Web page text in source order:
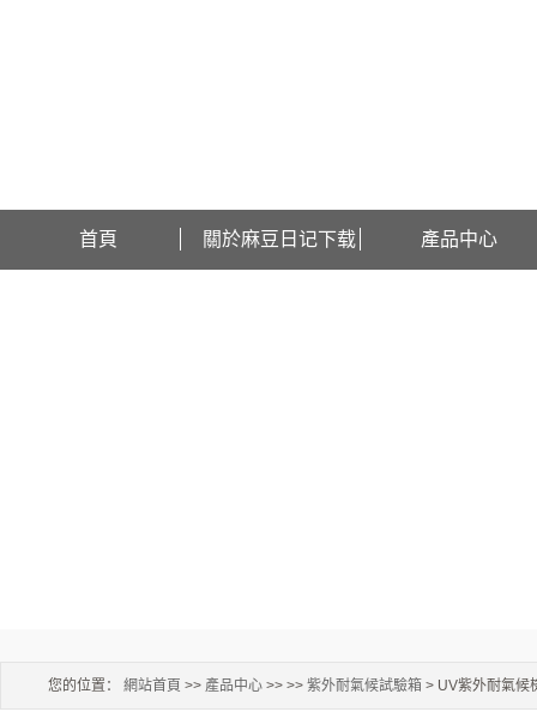
首頁 關於麻豆日记下载 產品中心
您的位置： 網站首頁 >> 產品中心 >> >> 紫外耐氣候試驗箱 > UV紫外耐氣候